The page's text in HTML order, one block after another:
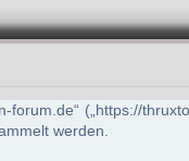
forum.de“ („https://
werden.